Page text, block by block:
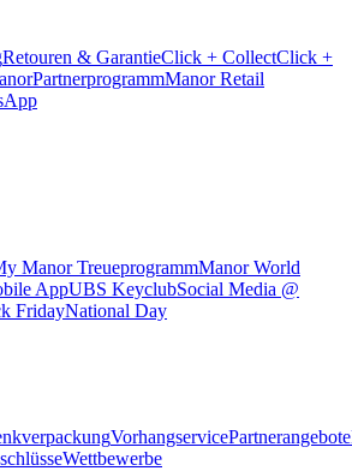
Retouren & GarantieClick + CollectClick +
PartnerprogrammManor Retail
Manor TreueprogrammManor World
AppUBS KeyclubSocial Media @
FridayNational Day
VorhangservicePartnerangebote
Wettbewerbe